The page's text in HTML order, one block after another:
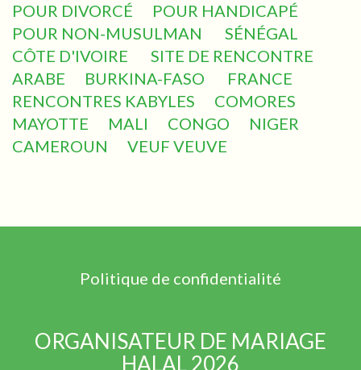
POUR DIVORCÉ
POUR HANDICAPÉ
POUR NON-MUSULMAN
SÉNÉGAL
CÔTE D'IVOIRE
SITE DE RENCONTRE
ARABE
BURKINA-FASO
FRANCE
RENCONTRES KABYLES
COMORES
MAYOTTE
MALI CONGO
NIGER
CAMEROUN
VEUF VEUVE
Politique de confidentialité
ORGANISATEUR DE MARIAGE
HALAL 2026